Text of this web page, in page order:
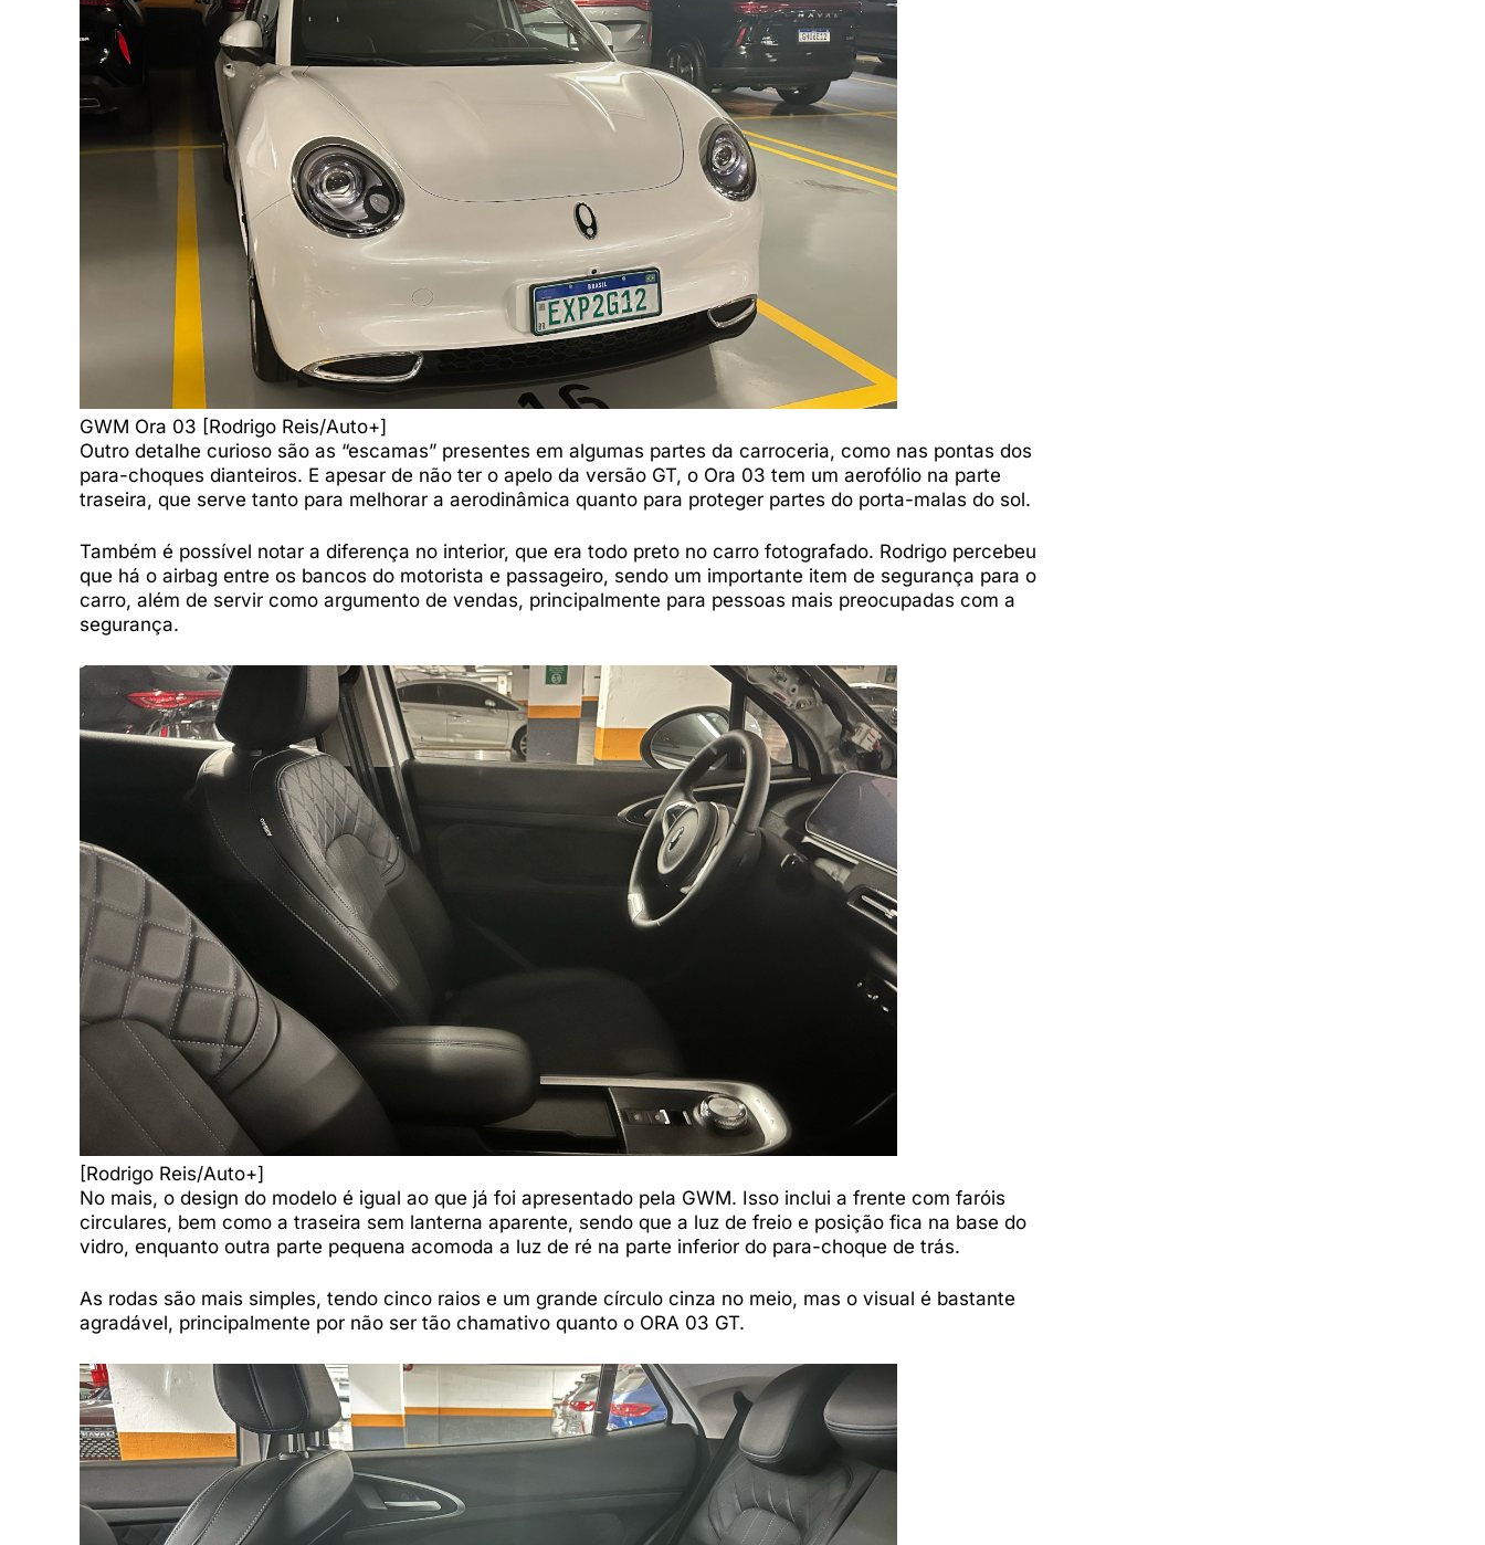
GWM Ora 03 [Rodrigo Reis/Auto+]
Outro detalhe curioso são as “escamas” presentes em algumas partes da carroceria, como nas pontas dos
para-choques dianteiros. E apesar de não ter o apelo da versão GT, o Ora 03 tem um aerofólio na parte
traseira, que serve tanto para melhorar a aerodinâmica quanto para proteger partes do porta-malas do sol.
Também é possível notar a diferença no interior, que era todo preto no carro fotografado. Rodrigo percebeu
que há o airbag entre os bancos do motorista e passageiro, sendo um importante item de segurança para o
carro, além de servir como argumento de vendas, principalmente para pessoas mais preocupadas com a
segurança.
[Rodrigo Reis/Auto+]
No mais, o design do modelo é igual ao que já foi apresentado pela GWM. Isso inclui a frente com faróis
circulares, bem como a traseira sem lanterna aparente, sendo que a luz de freio e posição fica na base do
vidro, enquanto outra parte pequena acomoda a luz de ré na parte inferior do para-choque de trás.
As rodas são mais simples, tendo cinco raios e um grande círculo cinza no meio, mas o visual é bastante
agradável, principalmente por não ser tão chamativo quanto o ORA 03 GT.